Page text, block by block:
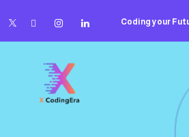
Coding your